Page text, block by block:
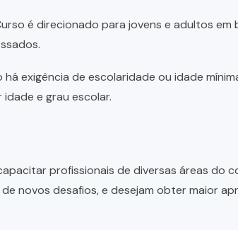
é direcionado para jovens e adultos
há exigência de escolaridade ou idade
e grau escolar.
profissionais de diversas áreas do
novos desafios, e desejam obter maior